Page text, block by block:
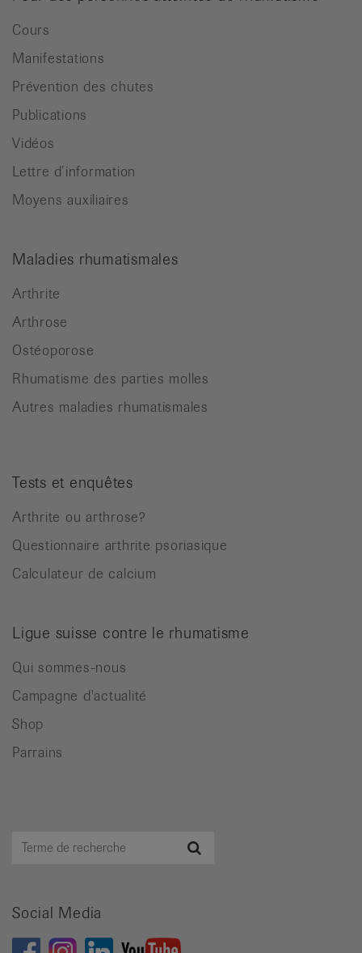
Cours
Manifestations
Prévention des chutes
Publications
Vidéos
Lettre d’information
Moyens auxiliaires
Maladies rhumatismales
Arthrite
Arthrose
Ostéoporose
Rhumatisme des parties molles
Autres maladies rhumatismales
Tests et enquêtes
Arthrite ou arthrose?
Questionnaire arthrite psoriasique
Calculateur de calcium
Ligue suisse contre le rhumatisme
Qui sommes-nous
Campagne d'actualité
Shop
Parrains
Terme
Social Media